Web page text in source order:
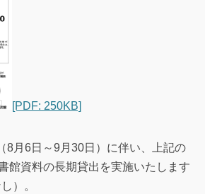
[PDF: 250KB]
8月6日～9月30日）に伴い、上記の
館資料の長期貸出を実施いたします
）。